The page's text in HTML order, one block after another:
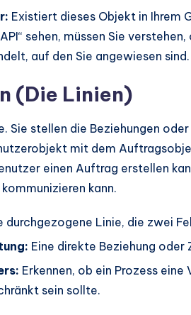
Existiert dieses Objekt in Ihrem
sehen, müssen Sie
auf den Sie angewiesen sind.
(Die Linien)
Sie stellen die Beziehungen
mit dem
einen Auftrag erstellen
kann.
durchgezogene Linie, die zwei
Eine direkte Beziehung
Erkennen, ob ein Prozess
sein sollte.